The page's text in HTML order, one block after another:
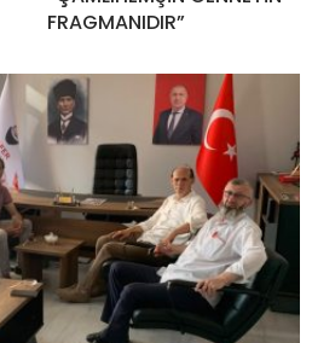
FRAGMANIDIR”